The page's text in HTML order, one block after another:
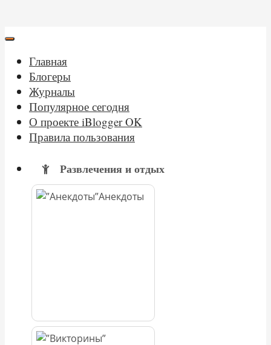
Главная
Блогеры
Журналы
Популярное сегодня
О проекте iBlogger OK
Правила пользования
Развлечения и отдых
Анекдоты